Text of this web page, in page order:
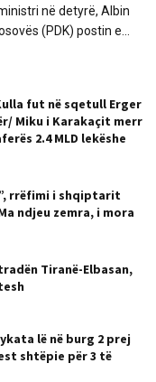
në detyrë, Albin
(PDK) postin e...
fut në sqetull Erger
Miku i Karakaçit merr
2.4 MLD lekëshe
rrëfimi i shqiptarit
ndjeu zemra, i mora
Tiranë-Elbasan,
lë në burg 2 prej
shtëpie për 3 të